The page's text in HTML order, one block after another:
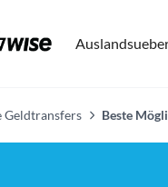
Geldtransfers Beste